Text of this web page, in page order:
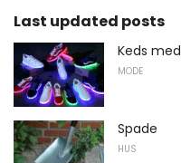
Last updated posts
Keds
MODE
Spade
HUS